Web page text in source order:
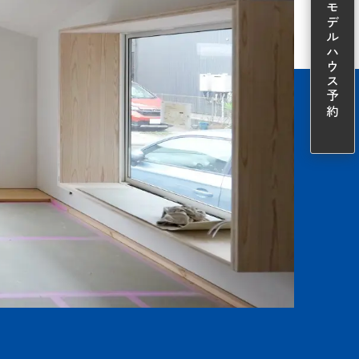
モデルハウス予約